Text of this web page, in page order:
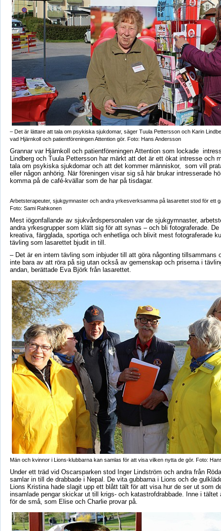
– Det är lättare att tala om psykiska sjukdomar, säger Tuula Pettersson och Karin
vad Hjärnkoll och patientföreningen Attention gör. Foto: Hans Andersson
Grannar var Hjärnkoll och patientföreningen Attention som lockade
Lindberg och Tuula Pettersson har märkt att det är ett ökat intresse och
tala om psykiska sjukdomar och att det kommer människor, som vill
eller någon anhörig. När föreningen visar sig så här brukar intresserade
komma på de café-kvällar som de har på tisdagar.
Arbetsterapeuter, sjukgymnaster och andra yrkesverksamma på lasarettet stod för ett
Foto: Sami Rahkonen
Mest iögonfallande av sjukvårdspersonalen var de sjukgymnaster,
andra yrkesgrupper som klätt sig för att synas – och bli fotograferade.
kreativa, färgglada, sportiga och enhetliga och blivit mest fotograferade
tävling som lasarettet bjudit in till.
– Det är en intern tävling som inbjuder till att göra någonting tillsammans
inte bara av att röra på sig utan också av gemenskap och priserna i
andan, berättade Eva Björk från lasarettet.
Män och kvinnor i Lions-klubbarna kan samlas för att visa vilken nytta de gör. Foto:
Under ett träd vid Oscarsparken stod Inger Lindström och andra från
samlar in till de drabbade i Nepal. De vita gubbarna i Lions och de
Lions Kristina hade slagit upp ett blått tält för att visa hur de ser ut som
insamlade pengar skickar ut till krigs- och katastrofdrabbade. Inne i tältet
för de små, som Elise och Charlie provar på.